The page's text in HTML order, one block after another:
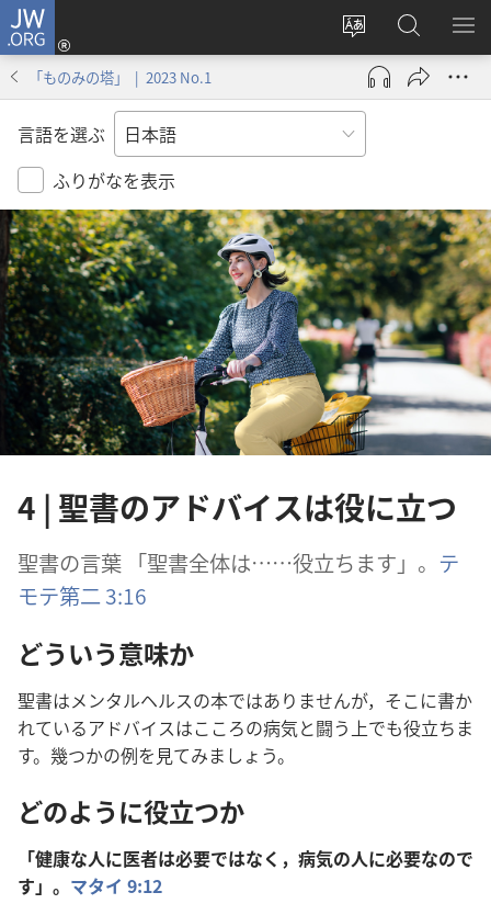
JW.ORG
サ
イ
ト
の
言
を
変
え
る
ロ
グ
ン
し
タ
ブ
で
開
く）
JW.ORG
の
検
メ
を
「ものみの塔」 | 2023 No.1
言語を選ぶ
ふりがなを表示
4 | 聖書のアドバイスは役に立つ
聖書の言葉 「聖書全体は……役立ちます」。 テ
モテ第二3:16
どういう意味か
聖書はメンタルヘルスの本ではありませんが，そこに書か
れているアドバイスはこころの病気と闘う 上でも役立ちま
す。 幾つかの例を 見てみましょう。
どのように役立つか
「健康な人に医者は必要ではなく， 病気の人に必要なので
す」。 マタイ 9:12